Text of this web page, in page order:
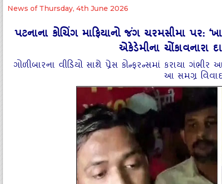
News of Thursday, 4th June 2026
પટનાના કોચિંગ માફિયાનો જંગ ચરમસીમા પર:
એકેડેમીના ચોંકાવનારા
ગોળીબારના વીડિયો સાથે પ્રેસ કોન્ફરન્સમાં કરાયા
આ સમગ્ર